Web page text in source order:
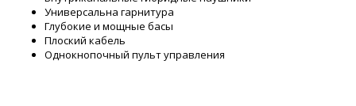
Универсальна гарнитура
Глубокие и мощные басы
Плоский кабель
Однокнопочный пульт управления